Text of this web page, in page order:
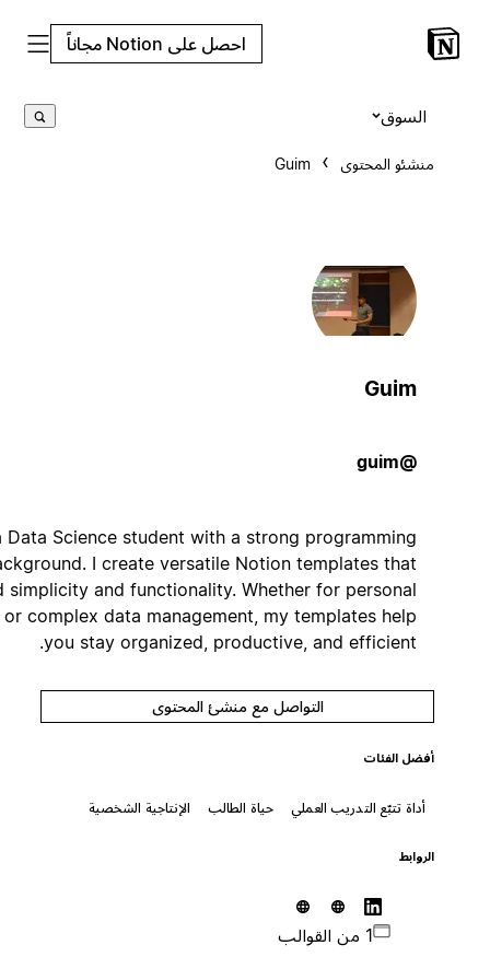
احصل على Notion مجاناً
منشئو المحتوى Guim
Guim
I'm a Data Science student with a strong programming
background. I create versatile Notion templates that
blend simplicity and functionality. Whether for personal
use or complex data management, my templates help
you stay organized, productive, and efficient.
التواصل مع منشئ المحتوى
أفضل الفئات
أداة تتبّع التدريب العملي حياة الطالب الإنتاجية الشخصية